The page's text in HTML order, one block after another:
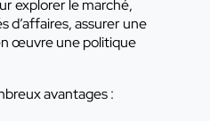
explorer le marché,
assurer une
œuvre une politique
avantages :